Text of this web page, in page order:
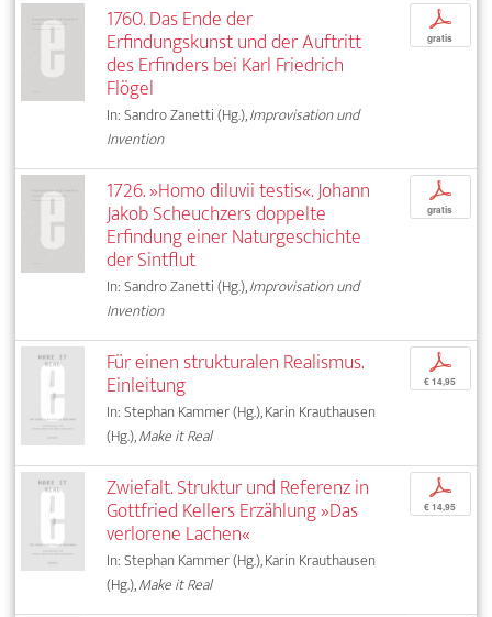
1760. Das Ende der
Erfindungskunst und der Auftritt
des Erfinders bei Karl Friedrich
Flögel
In: Sandro Zanetti (Hg.),Improvisation und
Invention
p
gratis
1726. »Homo diluvii testis«. Johann
Jakob Scheuchzers doppelte
Erfindung einer Naturgeschichte
der Sintflut
In: Sandro Zanetti (Hg.),Improvisation und
Invention
p
gratis
Für einen strukturalen Realismus.
Einleitung
In: Stephan Kammer (Hg.), Karin Krauthausen
(Hg.),Make it Real
p
€ 14,95
Zwiefalt. Struktur und Referenz in
Gottfried Kellers Erzählung »Das
verlorene Lachen«
In: Stephan Kammer (Hg.), Karin Krauthausen
(Hg.),Make it Real
p
€ 14,95